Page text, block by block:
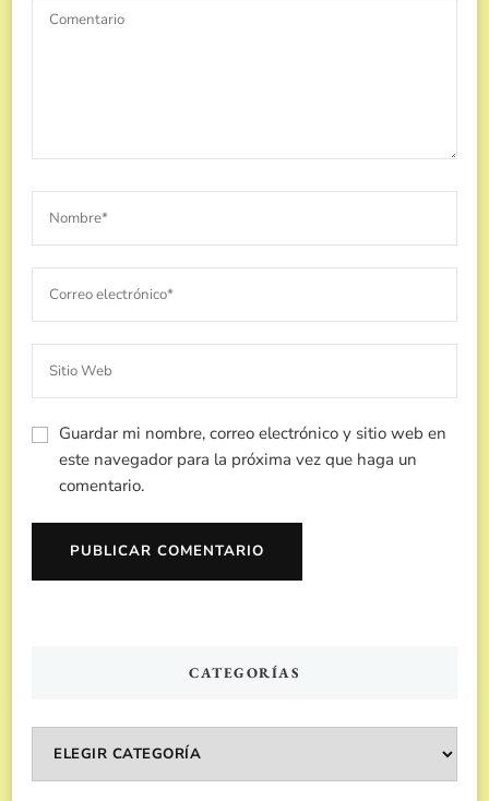
Guardar mi nombre, correo electrónico y sitio web en
este navegador para la próxima vez que haga un
comentario.
CATEGORÍAS